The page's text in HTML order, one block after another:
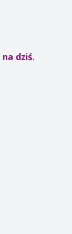
na dziś.